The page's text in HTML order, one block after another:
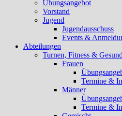
Übungsangebot
Vorstand
Jugend
Jugendausschuss
Events &
Abteilungen
Turnen, Fitness &
Frauen
Termine &
Männer
Termine &